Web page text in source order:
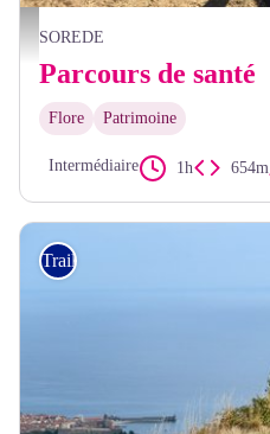
François-Xavier Hallé
SOREDE
Parcours de santé
Flore Patrimoine
Intermédiaire 1h 654m
Trail